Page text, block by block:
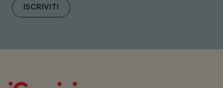
ISCRIVITI